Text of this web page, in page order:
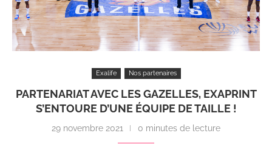
Exalife Nos partenaires
PARTENARIAT AVEC LES GAZELLES, EXAPRINT
S’ENTOURE D’UNE ÉQUIPE DE TAILLE !
29 novembre 2021 0 minutes de lecture